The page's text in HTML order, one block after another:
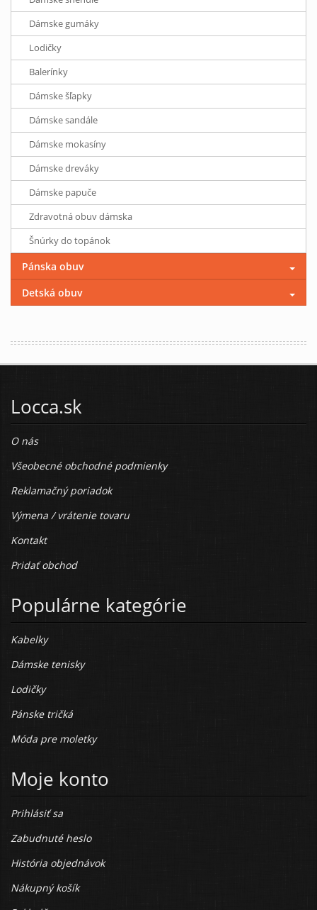
Dámske gumáky
Lodičky
Balerínky
Dámske šľapky
Dámske sandále
Dámske mokasíny
Dámske dreváky
Dámske papuče
Zdravotná obuv dámska
Šnúrky do topánok
Pánska obuv
Detská obuv
Locca.sk
O nás
Všeobecné obchodné podmienky
Reklamačný poriadok
Výmena / vrátenie tovaru
Kontakt
Pridať obchod
Populárne kategórie
Kabelky
Dámske tenisky
Lodičky
Pánske tričká
Móda pre moletky
Moje konto
Prihlásiť sa
Zabudnuté heslo
História objednávok
Nákupný košík